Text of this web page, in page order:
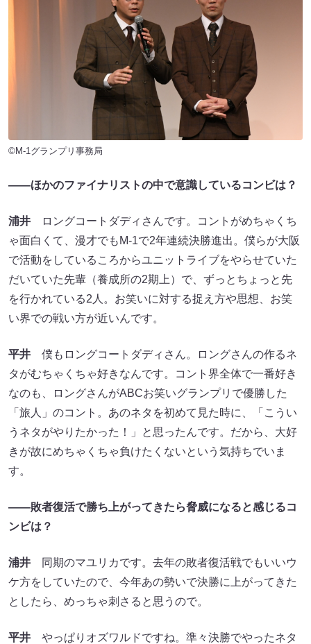
©M-1グランプリ事務局
――ほかのファイナリストの中で意識しているコンビは？
浦井 ロングコートダディさんです。コントがめちゃくち
ゃ面白くて、漫才でもM-1で2年連続決勝進出。僕らが大阪
で活動をしているころからユニットライブをやらせていた
だいていた先輩（養成所の2期上）で、ずっとちょっと先
を行かれている2人。お笑いに対する捉え方や思想、お笑
い界での戦い方が近いんです。
平井 僕もロングコートダディさん。ロングさんの作るネ
タがむちゃくちゃ好きなんです。コント界全体で一番好き
なのも、ロングさんがABCお笑いグランプリで優勝した
「旅人」のコント。あのネタを初めて見た時に、「こうい
うネタがやりたかった！」と思ったんです。だから、大好
きが故にめちゃくちゃ負けたくないという気持ちでいま
す。
――敗者復活で勝ち上がってきたら脅威になると感じるコ
ンビは？
浦井 同期のマユリカです。去年の敗者復活戦でもいいウ
ケ方をしていたので、今年あの勢いで決勝に上がってきた
としたら、めっちゃ刺さると思うので。
平井 やっぱりオズワルドですね。準々決勝でやったネタ